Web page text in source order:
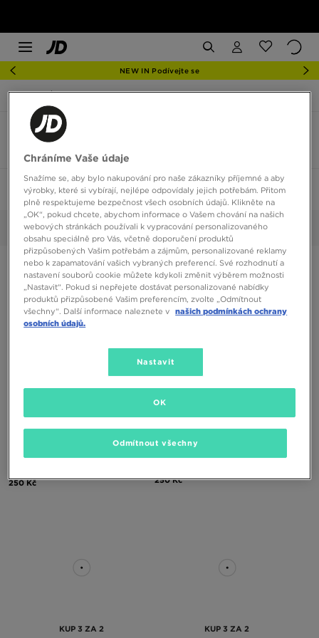
NEW IN Podívejte se
Seřadit:Doporučené Filtrovat 1
Vybrané: Doplňky Smazat vše
MCKENZIE PONOŽKY 3PK SPORT
WHT SOCK PACKS
250 Kč
MCKENZIE PONOŽKY 3PK LOW PED
250 Kč
KUP 3 ZA 2 KUP 3 ZA 2
Chráníme Vaše údaje
Snažíme se, aby bylo nakupování pro naše zákazníky příjemné a aby
výrobky, které si vybírají, nejlépe odpovídaly jejich potřebám. Přitom
plně respektujeme bezpečnost všech osobních údajů. Klikněte na
„OK“, pokud chcete, abychom informace o Vašem chování na našich
webových stránkách používali k vypracování personalizovaného
obsahu speciálně pro Vás, včetně doporučení produktů
přizpůsobených Vašim potřebám a zájmům, personalizované reklamy
nebo k zapamatování vašich vybraných preferencí. Své rozhodnutí a
nastavení souborů cookie můžete kdykoli změnit výběrem možnosti
„Nastavit“. Pokud si nepřejete dostávat personalizované nabídky
produktů přizpůsobené Vašim preferencím, zvolte „Odmítnout
všechny“. Další informace naleznete v našich podmínkách ochrany
osobních údajů.
Nastavit
Odmítnout všechny
OK